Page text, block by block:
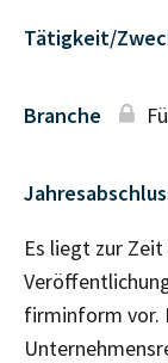
Tätigkeit/
Branche
Es liegt zur
firminform vor.